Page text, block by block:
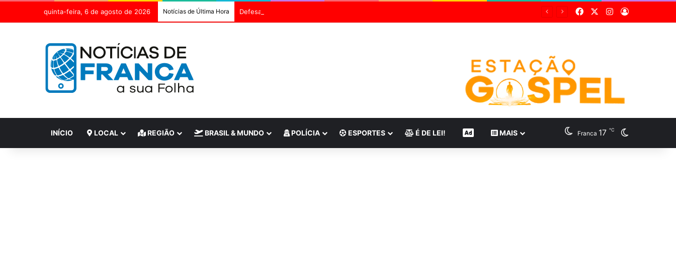
quinta-feira, 6 de agosto de 2026 Notícias de Última Hora Defesa Civil do Rio envia alerta severo para ventos fortes FacebookInstagram
Entrar
INÍCIO LOCAL REGIÃO BRASIL & MUNDO POLÍCIA ESPORTES É DE LEI! CONTEÚDO DE MARCA
MAIS Franca 17 ℃